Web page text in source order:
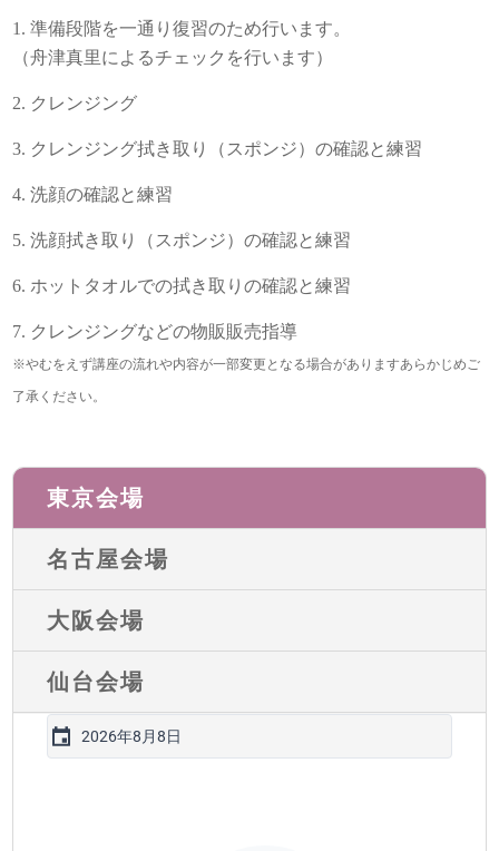
準備段階を一通り復習のため行います。
（舟津真里によるチェックを行います）
クレンジング
クレンジング拭き取り（スポンジ）の確認と練習
洗顔の確認と練習
洗顔拭き取り（スポンジ）の確認と練習
ホットタオルでの拭き取りの確認と練習
クレンジングなどの物販販売指導
※やむをえず講座の流れや内容が一部変更となる場合がありますあらかじめご
了承ください。
東京会場
名古屋会場
大阪会場
仙台会場